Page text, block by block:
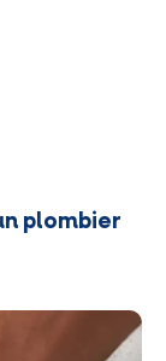
plombier